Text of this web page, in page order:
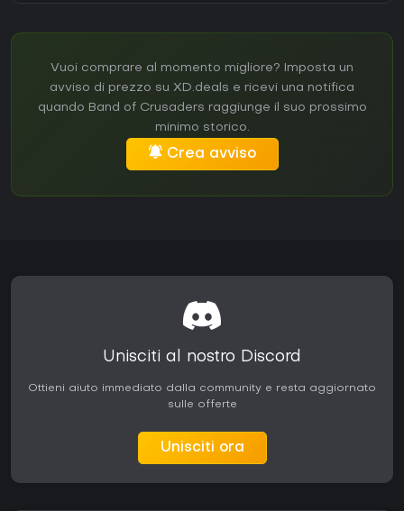
Vuoi comprare al momento migliore? Imposta un
avviso di prezzo su XD.deals e ricevi una notifica
quando Band of Crusaders raggiunge il suo prossimo
minimo storico.
Crea avviso
Unisciti al nostro Discord
Ottieni aiuto immediato dalla community e resta aggiornato
sulle offerte
Unisciti ora